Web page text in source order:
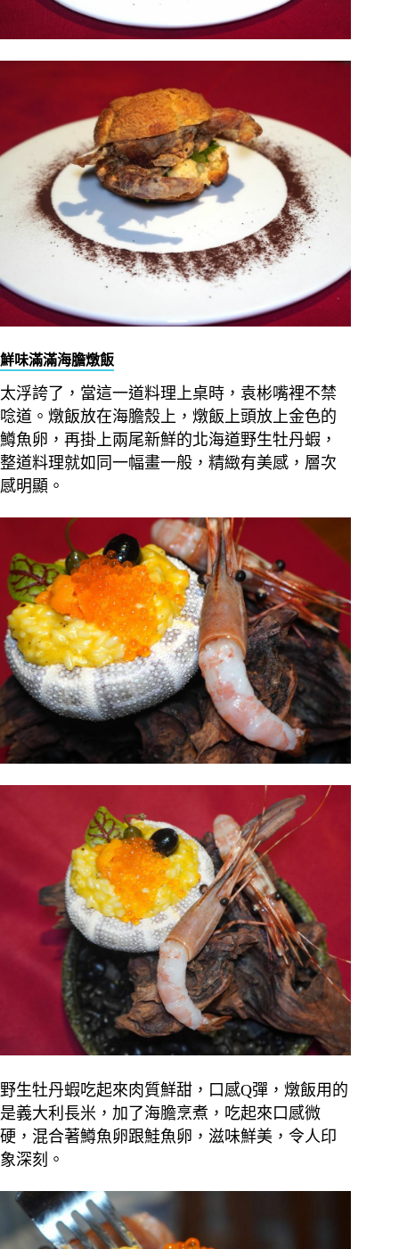
鮮味滿滿海膽燉飯
太浮誇了，當這一道料理上桌時，袁彬嘴裡不禁
唸道。燉飯放在海膽殼上，燉飯上頭放上金色的
鱒魚卵，再掛上兩尾新鮮的北海道野生牡丹蝦，
整道料理就如同一幅畫一般，精緻有美感，層次
感明顯。
野生牡丹蝦吃起來肉質鮮甜，口感Q彈，燉飯用的
是義大利長米，加了海膽烹煮，吃起來口感微
硬，混合著鱒魚卵跟鮭魚卵，滋味鮮美，令人印
象深刻。